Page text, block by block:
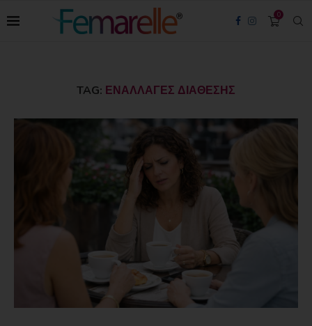
0
TAG: ΕΝΑΛΛΑΓΈΣ ΔΙΆΘΕΣΗΣ